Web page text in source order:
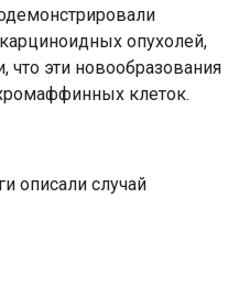
опухолей,
эти новообразования
клеток.
описали случай